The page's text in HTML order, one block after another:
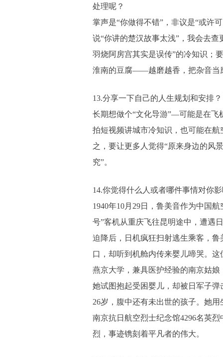
处理呢？
掌声是“你做得不错”，非议是“或许
说“你讲的楚汉故事太浅”，我会去查
羽烧阿房宫其实是误传”的冷知识；
淮南的豆腐——越磨越香，把杂音当
13.分享一下自己的人生规划和安排？
长期想做个“文化导游”—可能是在飞
拍短视频讲城市冷知识，也可能在航
之，要让更多人觉得“原来身边的风
究”。
14.你觉得什么人或者哪件事情对你
1940年10月29日，鲁美音作为中国
号”客机从重庆飞往昆明途中，遭遇
迫降后，日机疯狂扫射逃生乘客，鲁
口，却听到机舱内传来婴儿啼哭。
燕京大学，兼具医护经验的南京姑
她试图抱起受困婴儿，却被日军子
26岁，腹中还有未出世的孩子。她
南京抗日航空烈士纪念馆4296名英
烈，事迹镌刻着平凡者的伟大。